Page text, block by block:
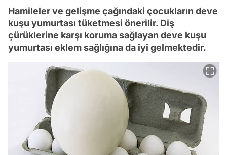
Hamileler ve gelişme çağındaki çocukların deve
kuşu yumurtası tüketmesi önerilir. Diş
çürüklerine karşı koruma sağlayan deve kuşu
yumurtası eklem sağlığına da iyi gelmektedir.